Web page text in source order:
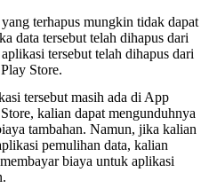
terhapus mungkin tidak dapat
data tersebut telah dihapus dari
tersebut telah dihapus dari
Store.
tersebut masih ada di App
kalian dapat mengunduhnya
tambahan. Namun, jika kalian
pemulihan data, kalian
biaya untuk aplikasi